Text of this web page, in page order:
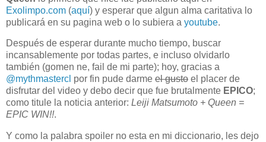
Exolimpo.com (aquí) y esperar que algun alma caritativa lo
publicará en su pagina web o lo subiera a youtube.
Después de esperar durante mucho tiempo, buscar
incansablemente por todas partes, e incluso olvidarlo
también (gomen ne, fail de mi parte); hoy, gracias a
@mythmastercl por fin pude darme el gusto el placer de
disfrutar del video y debo decir que fue brutalmente EPICO;
como titule la noticia anterior: Leiji Matsumoto + Queen =
EPIC WIN!!.
Y como la palabra spoiler no esta en mi diccionario, les dejo